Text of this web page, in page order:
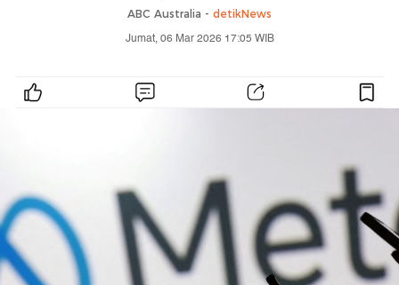
ABC Australia - detikNews
Jumat, 06 Mar 2026 17:05 WIB